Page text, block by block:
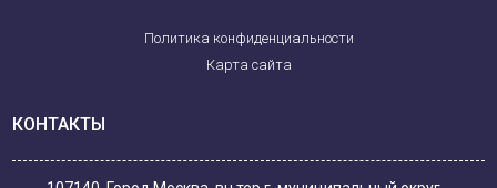
Политика конфиденциальности
Карта сайта
КОНТАКТЫ